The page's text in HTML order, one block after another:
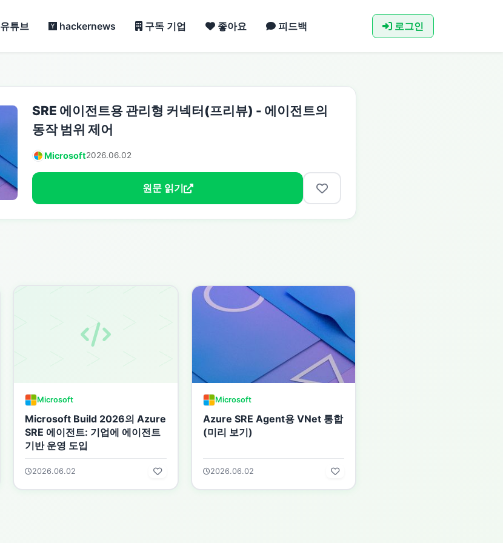
유튜브 hackernews 구독 기업 좋아요 피드백 로그인
SRE 에이전트용 관리형 커넥터(프리뷰) - 에이전트의
동작 범위 제어
Microsoft2026.06.02
원문 읽기
Microsoft
Microsoft Build 2026의 Azure
SRE 에이전트: 기업에 에이전트
기반 운영 도입
2026.06.02
Microsoft
Azure SRE Agent용 VNet 통합
(미리 보기)
2026.06.02